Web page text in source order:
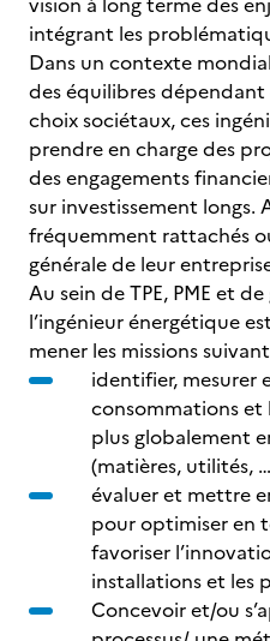
intégrant les
Dans un contexte
des équilibres
choix sociétaux, ces
prendre en charge des
des engagements
sur investissement longs.
fréquemment rattachés
générale de leur
Au sein de TPE, PME et
l’ingénieur énergétique
mener les missions
identifier, mesurer
consommations et
plus globalement
(matières, utilités,
évaluer et mettre
pour optimiser en
favoriser
installations et les
Concevoir et/ou